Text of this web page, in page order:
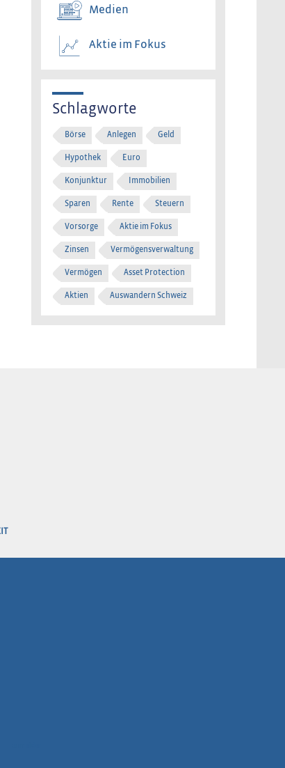
Medien
Aktie im Fokus
Schlagworte
Börse Anlegen Geld
Hypothek Euro
Konjunktur Immobilien
Sparen Rente Steuern
Vorsorge Aktie im Fokus
Zinsen Vermögensverwaltung
Vermögen Asset Protection
Aktien Auswandern Schweiz